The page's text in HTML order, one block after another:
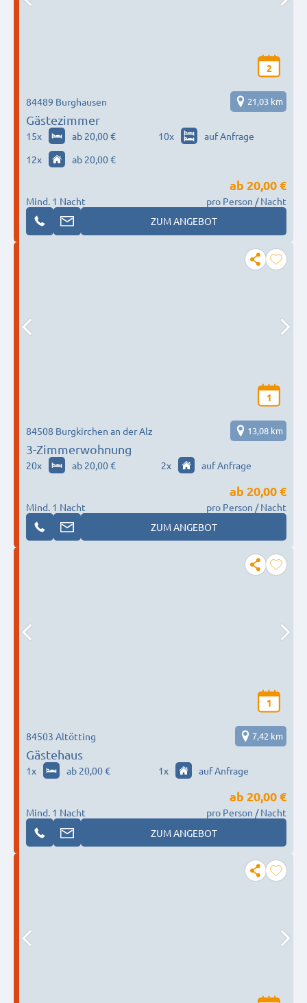
2
Gästezimmer
84489 Burghausen 21,03 km
15x ab 20,00 € 10x
auf Anfrage
12x ab 20,00 €
Mind. 1 Nacht
ab 20,00 €
pro Person / Nacht
ZUM ANGEBOT
1
3-Zimmerwohnung
84508 Burgkirchen an der Alz 13,08 km
20x ab 20,00 € 2x auf Anfrage
Mind. 1 Nacht
ab 20,00 €
pro Person / Nacht
ZUM ANGEBOT
1
Gästehaus
84503 Altötting 7,42 km
1x ab 20,00 € 1x auf Anfrage
Mind. 1 Nacht
ab 20,00 €
pro Person / Nacht
ZUM ANGEBOT